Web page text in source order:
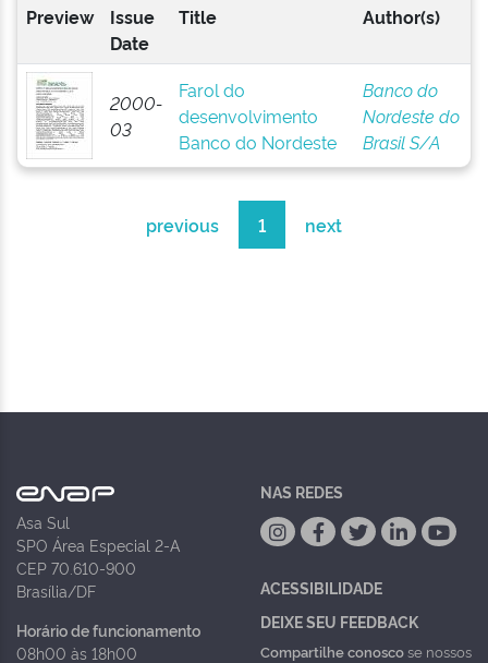
Preview
Issue
Date
Title Author(s)
2000-
03
Farol do
desenvolvimento
Banco do Nordeste
Banco do
Nordeste do
Brasil S/A
previous 1 next
Asa Sul
SPO Área Especial 2-A
CEP 70.610-900
Brasília/DF
Horário de funcionamento
08h00 às 18h00
NAS REDES
ACESSIBILIDADE
DEIXE SEU FEEDBACK
Compartilhe conoscose nossos